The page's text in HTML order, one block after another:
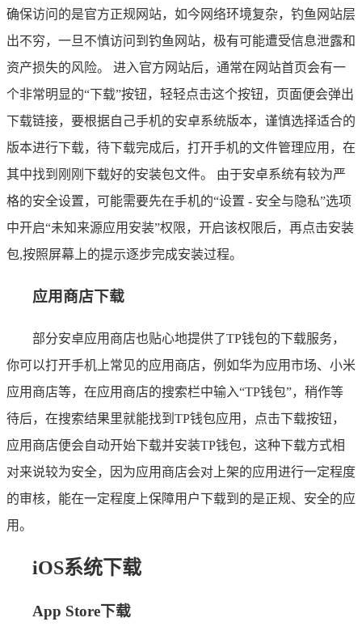
确保访问的是官方正规网站，如今网络环境复杂，钓鱼网站层
出不穷，一旦不慎访问到钓鱼网站，极有可能遭受信息泄露和
资产损失的风险。 进入官方网站后，通常在网站首页会有一
个非常明显的“下载”按钮，轻轻点击这个按钮，页面便会弹出
下载链接，要根据自己手机的安卓系统版本，谨慎选择适合的
版本进行下载，待下载完成后，打开手机的文件管理应用，在
其中找到刚刚下载好的安装包文件。 由于安卓系统有较为严
格的安全设置，可能需要先在手机的“设置 - 安全与隐私”选项
中开启“未知来源应用安装”权限，开启该权限后，再点击安装
包,按照屏幕上的提示逐步完成安装过程。
应用商店下载
部分安卓应用商店也贴心地提供了TP钱包的下载服务，
你可以打开手机上常见的应用商店，例如华为应用市场、小米
应用商店等，在应用商店的搜索栏中输入“TP钱包”，稍作等
待后，在搜索结果里就能找到TP钱包应用，点击下载按钮，
应用商店便会自动开始下载并安装TP钱包，这种下载方式相
对来说较为安全，因为应用商店会对上架的应用进行一定程度
的审核，能在一定程度上保障用户下载到的是正规、安全的应
用。
iOS系统下载
App Store下载